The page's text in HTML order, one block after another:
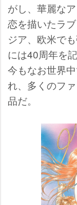
がし、華麗な
恋を描いたラ
ジア、欧米で
には40周年を
今もなお世界
れ、多くのフ
品だ。